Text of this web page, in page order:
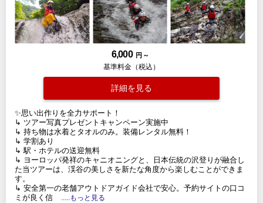
6,000 円 ～
基準料金（税込）
詳細を見る
✨思い出作りを全力サポート！
↳ ツアー写真プレゼントキャンペーン実施中
↳ 持ち物は水着とタオルのみ。装備レンタル無料！
↳ 学割あり
↳ 駅・ホテルの送迎無料
↳ ヨーロッパ発祥のキャニオニングと、日本伝統の沢登りが融合し
た当ツアーは、渓谷の美しさを新たな角度から楽しむことができま
す。
↳ 安全第一の老舗アウトドアガイド会社で安心。予約サイトの口コ
ミが良く信
.....もっと見る